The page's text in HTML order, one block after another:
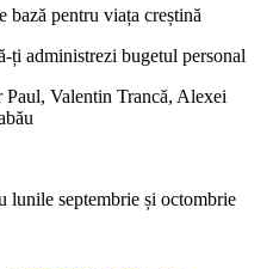
pentru viața creștină
ți administrezi bugetul personal
Valentin Trancă, Alexei
septembrie și octombrie